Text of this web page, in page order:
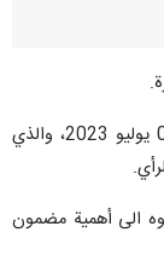
وفي هذا السياق ذكّر الأمين العام للمنظمة الاسلامية، بمضمون البيان الختامي الصادر عن اللجنة التنفيذية لمنظمة التعاون الإسلامي خلال اجتماعها الاستثنائي المنعقد في 02 يوليو 2023، والذي
الى أهمية مضمون